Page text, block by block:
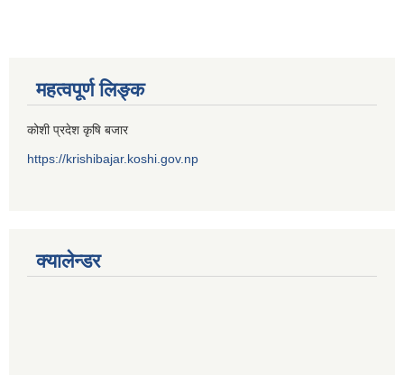
महत्वपूर्ण लिङ्क
कोशी प्रदेश कृषि बजार
https://krishibajar.koshi.gov.np
क्यालेन्डर